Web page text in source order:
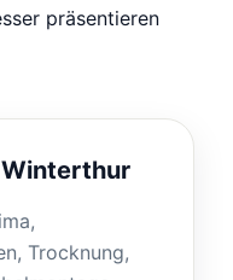
präsentieren
Trocknung,